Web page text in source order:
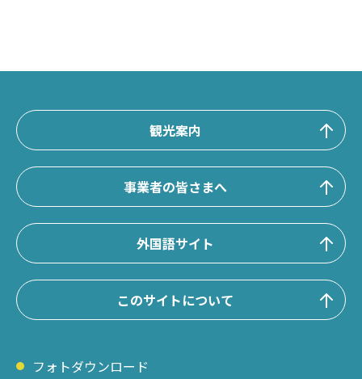
観光案内
事業者の皆さまへ
外国語サイト
このサイトについて
フォトダウンロード